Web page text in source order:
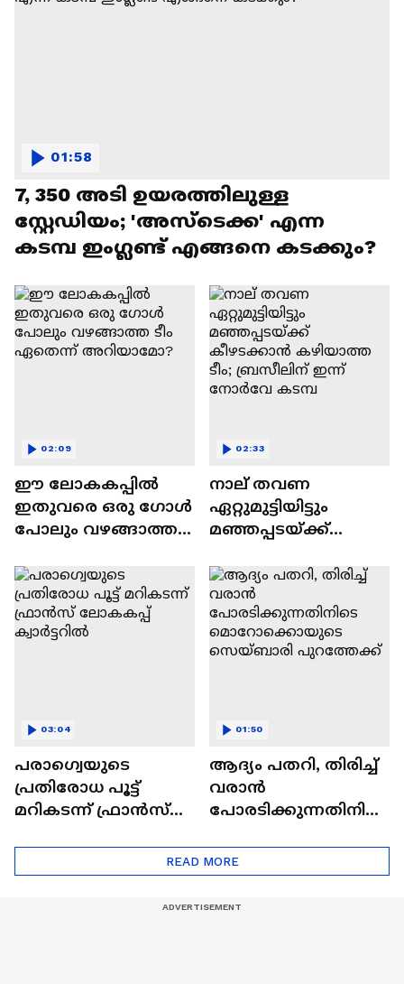
7, 350 അടി ഉയരത്തിലുള്ള
സ്റ്റേഡിയം; 'അസ്‌ടെക്ക' എന്ന
കടമ്പ ഇംഗ്ലണ്ട് എങ്ങനെ കടക്കും?
01:58
ഈ ലോകകപ്പിൽ
ഇതുവരെ ഒരു ഗോൾ
പോലും വഴങ്ങാത്ത
അറിയാമോ?
02:09
നാല് തവണ
ഏറ്റുമുട്ടിയിട്ടും
മഞ്ഞപ്പടയ്ക്ക്
കഴിയാത്ത ടീം;
ബ്രസീലിന് ഇന്ന്
നോർവേ കടമ്പ
02:33
പരാഗ്വെയുടെ
പ്രതിരോധ പൂട്ട്
മറികടന്ന് ഫ്രാൻസ്
03:04
ആദ്യം പതറി, തിരിച്ച്
വരാൻ
പോരടിക്കുന്നതിനിടെ
സെയ്ബാരി
പുറത്തേക്ക്
01:50
READ MORE